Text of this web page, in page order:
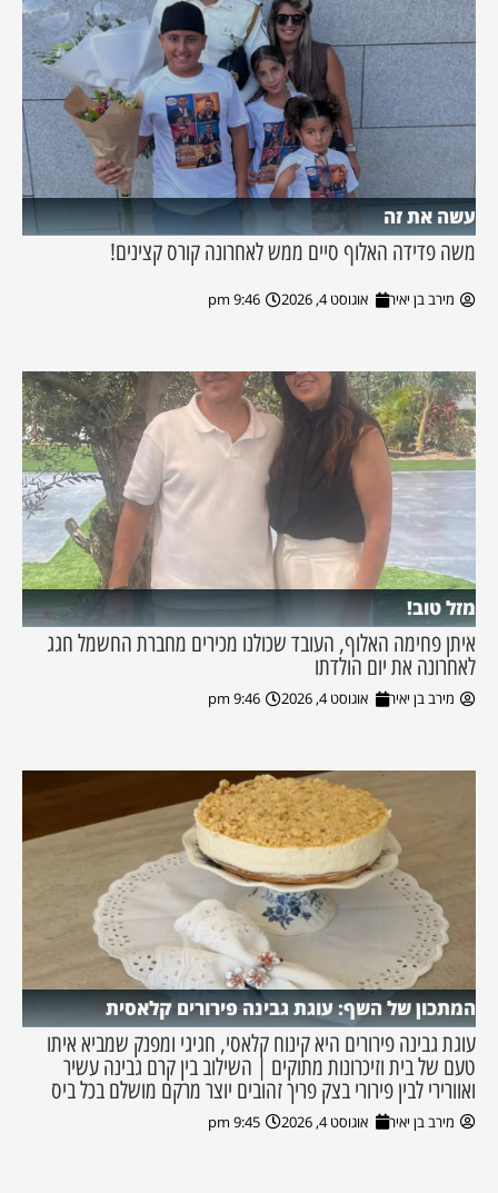
עשה את זה
משה פדידה האלוף סיים ממש לאחרונה קורס קצינים!
מירב בן יאיר אוגוסט 4, 2026 9:46 pm
מזל טוב!
איתן פחימה האלוף, העובד שכולנו מכירים מחברת החשמל חגג
לאחרונה את יום הולדתו
מירב בן יאיר אוגוסט 4, 2026 9:46 pm
המתכון של השף: עוגת גבינה פירורים קלאסית
עוגת גבינה פירורים היא קינוח קלאסי, חגיגי ומפנק שמביא איתו
טעם של בית וזיכרונות מתוקים | השילוב בין קרם גבינה עשיר
ואוורירי לבין פירורי בצק פריך זהובים יוצר מרקם מושלם בכל ביס
מירב בן יאיר אוגוסט 4, 2026 9:45 pm